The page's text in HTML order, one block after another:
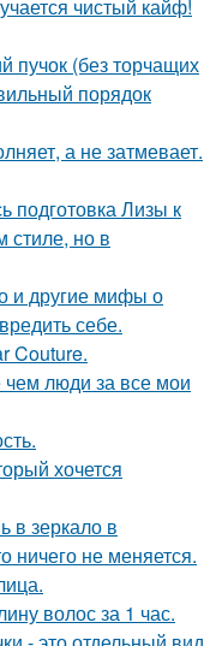
чистый кайф!
пучок (без торчащих
порядок
а не затмевает.
подготовка Лизы к
стиле, но в
и другие мифы о
себе.
Couture.
люди за все мои
хочется
в зеркало в
ничего не меняется.
волос за 1 час.